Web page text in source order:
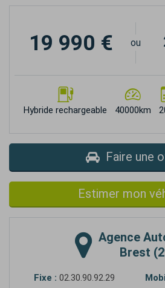
Hybride rechargeable 40000km
19 990 € ou
Faire une
Estimer mon
Agence
Brest
Fixe : 02.30.90.92.29